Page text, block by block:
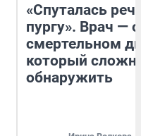
«Спуталась
пургу». Врач — о
смертельном
который
обнаружить